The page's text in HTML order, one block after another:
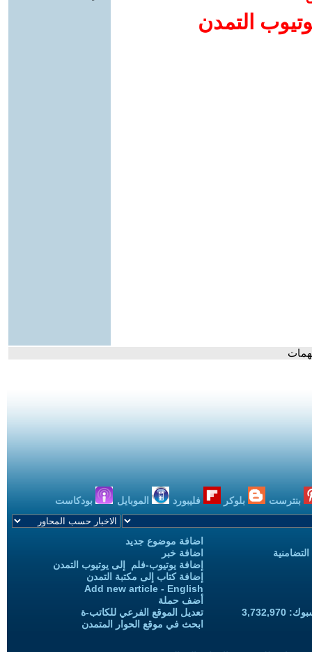
التمدن
بنترست بلوكر فليبورد الموبايل بودكاست
اضافة موضوع جديد
اضافة خبر
إضافة يوتيوب-فلم إلى يوتيوب التمدن
إضافة كتاب إلى مكتبة التمدن
Add new article - English
أضف حملة
تعديل الموقع الفرعي للكاتب-ة
ابحث في موقع الحوار المتمدن